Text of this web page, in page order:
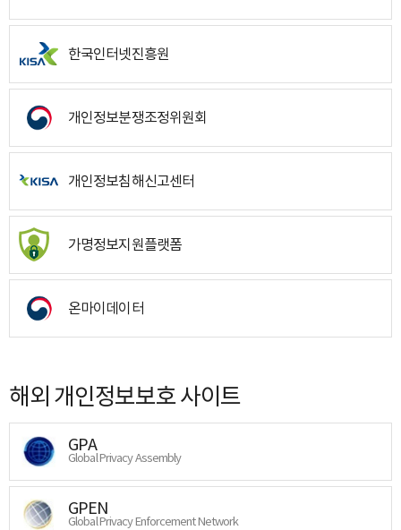
한국인터넷진흥원
개인정보분쟁조정위원회
개인정보침해신고센터
가명정보지원플랫폼
온마이데이터
해외 개인정보보호 사이트
GPA
Global Privacy Assembly
GPEN
Global Privacy Enforcement Network